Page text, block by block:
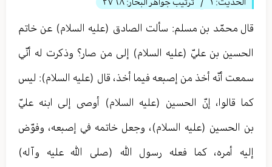
/
قال محمّد بن مسلم: سألت الصادق (عليه السلام) عن خاتم
الحسين بن عليّ (عليه السلام) إلى من صار؟ وذكرت له أنّي
سمعت أنّه أخذ من إصبعه فيما أخذ، قال (عليه السلام): ليس
كما قالوا، إنّ الحسين (عليه السلام) أوصى إلى ابنه عليّ
بن الحسين (عليه السلام)، وجعل خاتمه في إصبعه، وفوّض
إليه أمره، كما فعله رسول الله (صلى الله عليه وآله)